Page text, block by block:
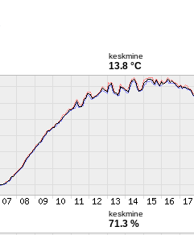
keskmine
13.8 °C
keskmine
71.3 %